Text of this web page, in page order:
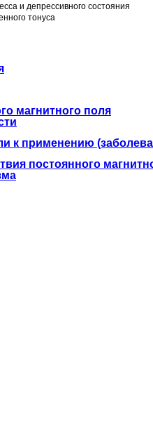
и депрессивного состояния
тонуса
магнитного поля
к применению
постоянного